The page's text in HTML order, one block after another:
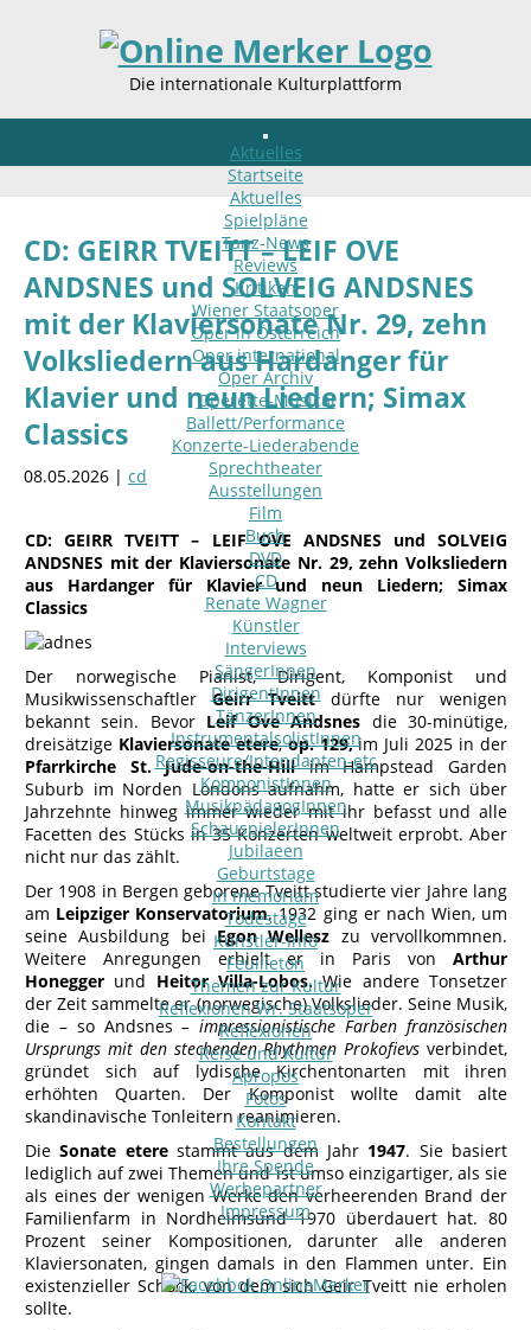
Die internationale Kulturplattform
Aktuelles
Startseite
Aktuelles
Spielpläne
Tanz-News
Reviews
Kritiken
Wiener Staatsoper
Oper in Österreich
Oper international
Oper Archiv
Operette-Musical
Ballett/Performance
Konzerte-Liederabende
Sprechtheater
Ausstellungen
Film
Buch
DVD
CD
Renate Wagner
Künstler
Interviews
SängerInnen
DirigentInnen
TänzerInnen
InstrumentalsolistInnen
Regisseure/Intendanten-etc
KomponistInnen
MusikpädagogInnen
SchauspielerInnen
Jubilaeen
Geburtstage
In memoriam
Todestage
Künstler-Info
Feuilleton
Themen zur Kultur
Reflexionen Wr. Staatsoper
Reflexionen
Reise und Kultur
Apropos
Fotos
Kontakt
Bestellungen
Ihre Spende
Werbepartner
Impressum
CD: GEIRR TVEITT – LEIF OVE
ANDSNES und SOLVEIG ANDSNES
mit der Klaviersonate Nr. 29, zehn
Volksliedern aus Hardanger für
Klavier und neun Liedern; Simax
Classics
08.05.2026 | cd
CD: GEIRR TVEITT – LEIF OVE ANDSNES und SOLVEIG
ANDSNES mit der Klaviersonate Nr. 29, zehn Volksliedern
aus Hardanger für Klavier und neun Liedern; Simax
Classics
Der norwegische Pianist, Dirigent, Komponist und
MusikwissenschaftlerGeirr Tveittdürfte nur wenigen
bekannt sein. Bevor Leif Ove Andsnes die 30-minütige,
dreisätzige Klaviersonate etere,op. 129,im Juli 2025 in der
Pfarrkirche St. Jude-on-the-Hillim Hampstead Garden
Suburb im Norden Londons aufnahm, hatte er sich über
Jahrzehnte hinweg immer wieder mit ihr befasst und alle
Facetten des Stücks in 35 Konzerten weltweit erprobt. Aber
nicht nur das zählt.
Der 1908 in Bergen geborene Tveitt studierte vier Jahre lang
am Leipziger Konservatorium. 1932 ging er nach Wien, um
seine Ausbildung beiEgon Wellesz zu vervollkommnen.
Weitere Anregungen erhielt er in Paris von Arthur
Honegger und Heitor Villa-Lobos.Wie andere Tonsetzer
der Zeit sammelte er (norwegische) Volkslieder. Seine Musik,
die – so Andsnes– impressionistische Farben französischen
Ursprungs mit den stechenden Rhythmen Prokofievs verbindet,
gründet sich auf lydische Kirchentonarten mit ihren
erhöhten Quarten. Der Komponist wollte damit alte
skandinavische Tonleitern reanimieren.
DieSonate eterestammt aus dem Jahr 1947. Sie basiert
lediglich auf zwei Themen und ist umso einzigartiger, als sie
als eines der wenigen Werke den verheerenden Brand der
Familienfarm in Nordheimsund 1970 überdauert hat. 80
Prozent seiner Kompositionen, darunter alle anderen
Klaviersonaten, gingen damals in den Flammen unter. Ein
existenzieller Schock, von dem sich Geir Tveitt nie erholen
sollte.